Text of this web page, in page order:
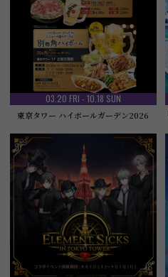
03.20 FRI - 10.18 SUN
東京タワー ハイボールガーデン2026